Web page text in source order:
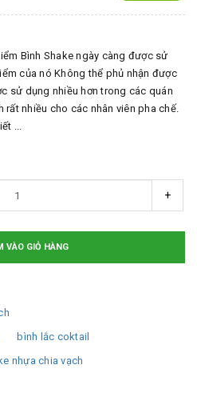
Bình Shake ngày càng được sử
của nó Không thể phủ nhận được
sử dụng nhiều hơn trong các quán
rất nhiều cho các nhân viên pha chế.
...
+
VÀO GIỎ HÀNG
bình lắc coktail
nhựa chia vạch